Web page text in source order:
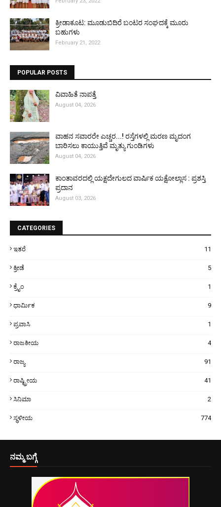
ಕ್ರೀಡಾಕೂಟ: ಮೂಡುಬಿದಿರೆ ಬಂಟರ ಸಂಘದಕ್ಕೆ ಮೂರು
ಬಹುಗಳು
February 21, 2022
POPULAR POSTS
ವಿವಾಹಿತೆ ನಾಪತ್ತೆ
August 04, 2026
ವಾಹನ ಸವಾರರೇ ಎಚ್ಚರ...! ರಸ್ತೆಗಳಲ್ಲಿ ಮರಣ ಮೃದಂಗ
ಬಾರಿಸಲು ಕಾಯುತ್ತಿವೆ ಮೃತ್ಯು ಗುಂಡಿಗಳು
August 04, 2026
ಕಾಂತಾವರದಲ್ಲಿ ಯಕ್ಷದೇಗುಲದ ವಾರ್ಷಿಕ ಯಕ್ಷೋಲ್ಲಾಸ : ಪ್ರಶಸ್ತಿ
ಪ್ರದಾನ
August 03, 2026
CATEGORIES
ಇತರೆ 11
ಕ್ರೀಡೆ 5
ಕ್ರೈಂ 1
ಧಾರ್ಮಿಕ 9
ಪ್ರವಾಸಿ 1
ರಾಜಕೀಯ 4
ರಾಜ್ಯ 91
ರಾಷ್ಟ್ರೀಯ 41
ಸಿನಿಮಾ 2
ಸ್ಥಳೀಯ 774
ನಮ್ಮ ಬಗ್ಗೆ